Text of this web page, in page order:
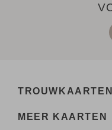
Een vraag over onze
TROUWKAARTEN
MEER KAARTEN